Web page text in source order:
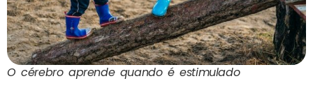
O cérebro aprende quando é estimulado